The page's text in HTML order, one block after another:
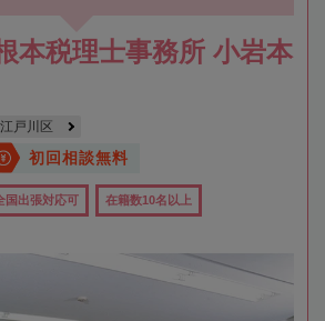
本税理士事務所 小岩本
江戸川区
初回相談無料
国出張対応可 在籍数10名以上